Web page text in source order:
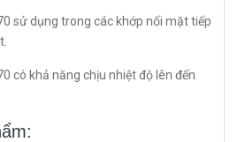
sử dụng trong các khớp nối mặt tiếp
có khả năng chịu nhiệt độ lên đến